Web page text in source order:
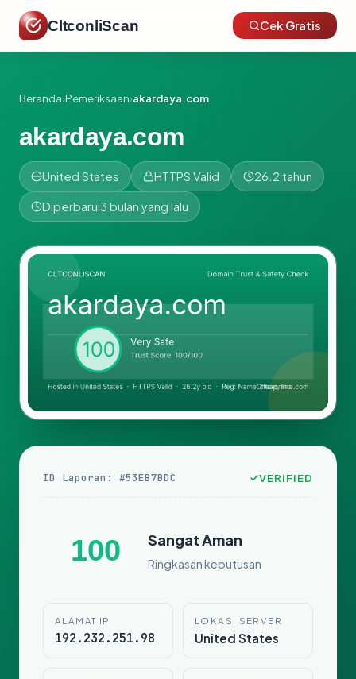
CltconliScan Cek Gratis
Beranda›Pemeriksaan›akardaya.com
akardaya.com
United States HTTPS Valid 26.2 tahun
Diperbarui3 bulan yang lalu
ID Laporan: #53EB7BDC VERIFIED
100 Sangat Aman
Ringkasan keputusan
ALAMAT IP
192.232.251.98
LOKASI SERVER
United States